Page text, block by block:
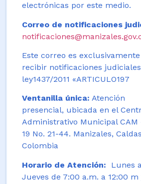
electrónicas por este medio.
Correo de notificaciones
Este correo es
recibir notificaciones
ley1437/2011 «ARTICULO197
Ventanilla única: Atención
presencial, ubicada en el
Administrativo Municipal CAM
19 No. 21-44. Manizales,
Colombia
Horario de Atención:
Lunes a
Jueves de 7:00 a.m. a 12:00 m